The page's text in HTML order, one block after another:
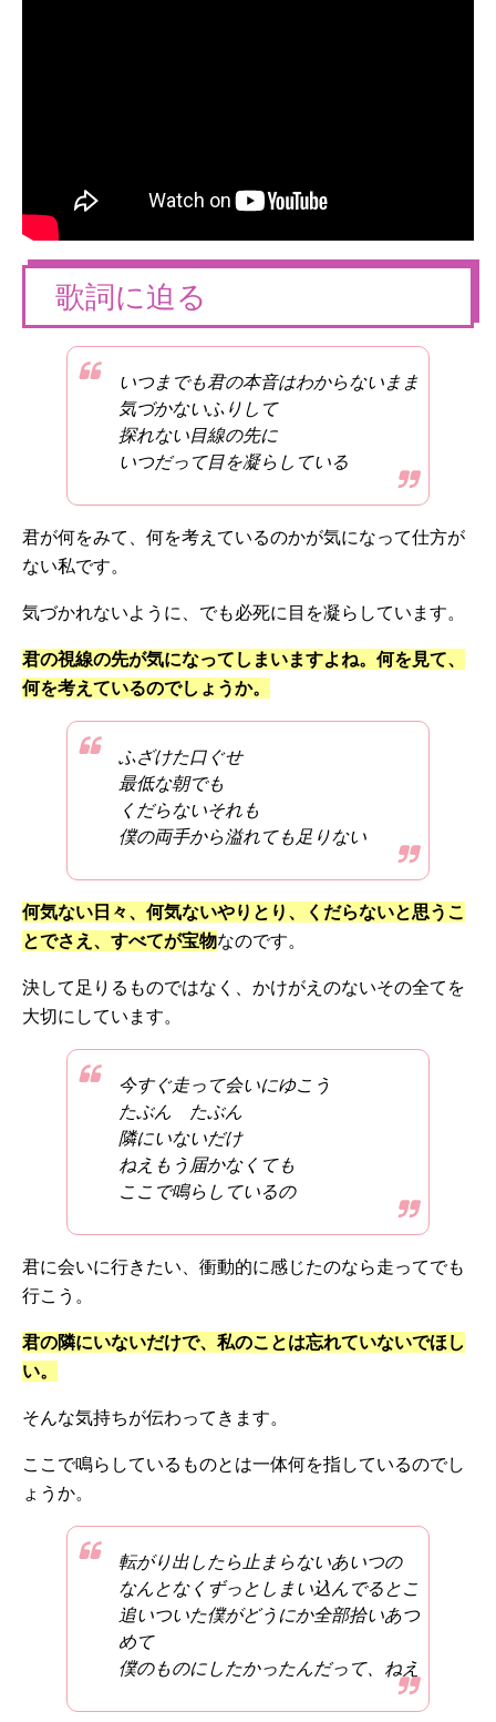
歌詞に迫る
いつまでも君の本音はわからないまま
気づかないふりして
探れない目線の先に
いつだって目を凝らしている
君が何をみて、何を考えているのかが気になって仕方が
ない私です。
気づかれないように、でも必死に目を凝らしています。
君の視線の先が気になってしまいますよね。何を見て、
何を考えているのでしょうか。
ふざけた口ぐせ
最低な朝でも
くだらないそれも
僕の両手から溢れても足りない
何気ない日々、何気ないやりとり、くだらないと思うこ
とでさえ、すべてが宝物なのです。
決して足りるものではなく、かけがえのないその全てを
大切にしています。
今すぐ走って会いにゆこう
たぶん たぶん
隣にいないだけ
ねえもう届かなくても
ここで鳴らしているの
君に会いに行きたい、衝動的に感じたのなら走ってでも
行こう。
君の隣にいないだけで、私のことは忘れていないでほし
い。
そんな気持ちが伝わってきます。
ここで鳴らしているものとは一体何を指しているのでし
ょうか。
転がり出したら止まらないあいつの
なんとなくずっとしまい込んでるとこ
追いついた僕がどうにか全部拾いあつ
めて
僕のものにしたかったんだって、ねえ